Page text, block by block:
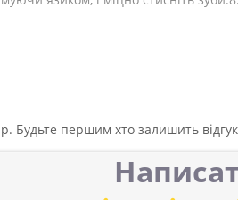
Будьте першим хто залишить